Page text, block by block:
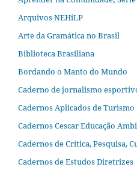
Arquivos NEHiLP
Arte da Gramática no Brasil
Biblioteca Brasiliana
Bordando o Manto do Mundo
Caderno de jornalismo
Cadernos Aplicados de Turismo
Cadernos Cescar Educação
Cadernos de Crítica, Pesquisa,
Cadernos de Estudos Diretrizes